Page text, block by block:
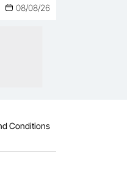
08/08/26
Conditions